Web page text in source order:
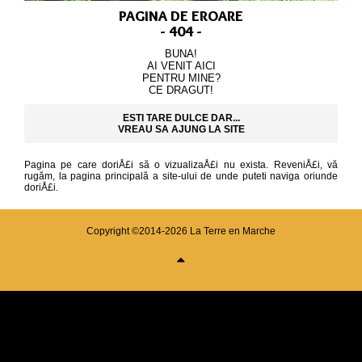
PAGINA DE EROARE
- 404 -
BUNA!
AI VENIT AICI
PENTRU MINE?
CE DRAGUT!
ESTI TARE DULCE DAR...
VREAU SA AJUNG LA SITE
Pagina pe care doriÅ£i să o vizualizaÅ£i nu exista. ReveniÅ£i, vă
rugăm, la pagina principală a site-ului de unde puteti naviga oriunde
doriÅ£i.
Copyright ©2014-2026 La Terre en Marche
sus